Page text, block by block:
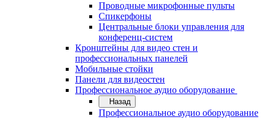
Проводные микрофонные пульты
Спикерфоны
Центральные блоки управления для
конференц-систем
Кронштейны для видео стен и
профессиональных панелей
Мобильные стойки
Панели для видеостен
Профессиональное аудио оборудование
Назад
Профессиональное аудио оборудование